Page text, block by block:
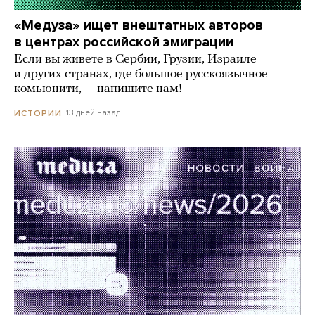
«Медуза» ищет внештатных авторов
в центрах российской эмиграции
Если вы живете в Сербии, Грузии, Израиле
и других странах, где большое русскоязычное
комьюнити, — напишите нам!
ИСТОРИИ 13 дней назад